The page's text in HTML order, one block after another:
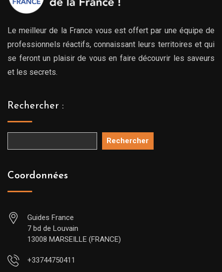
Le meilleur de la France vous est offert par une équipe de
professionnels réactifs, connaissant leurs territoires et qui
se feront un plaisir de vous en faire découvrir les saveurs
et les secrets.
Rechercher :
Rechercher
Coordonnées
Guides France
7 bd de Louvain
13008 MARSEILLE (FRANCE)
+33744750411